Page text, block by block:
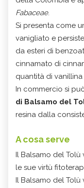
Fabaceae.
Si presenta come
vanigliato e
da esteri di
cinnamato di
quantità di
In commercio si
di Balsamo del
resina dalla
A cosa serve
Il Balsamo del
le sue virtù
Il Balsamo del